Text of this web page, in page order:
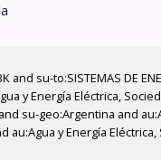
su-to:SISTEMAS DE
y Energía Eléctrica,
su-geo:Argentina and
y Energía